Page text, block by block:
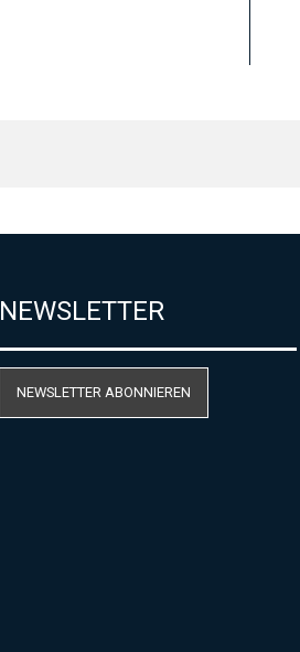
NEWSLETTER
NEWSLETTER ABONNIEREN